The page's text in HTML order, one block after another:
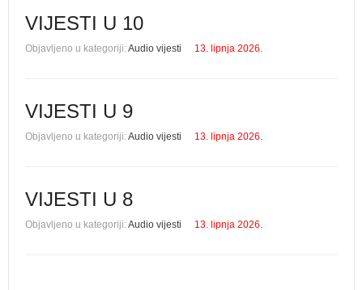
VIJESTI U 10
Objavljeno u kategoriji:Audio vijesti 13. lipnja 2026.
VIJESTI U 9
Objavljeno u kategoriji:Audio vijesti 13. lipnja 2026.
VIJESTI U 8
Objavljeno u kategoriji:Audio vijesti 13. lipnja 2026.